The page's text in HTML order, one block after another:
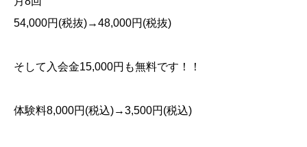
54,000円 (税抜)→48,000円 (税抜)
そして入会金15,000円も無料です！！
体験料8,000円 (税込)→3,500円 (税込)